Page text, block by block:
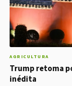
AGRICULTURA
Trump retoma
inédita